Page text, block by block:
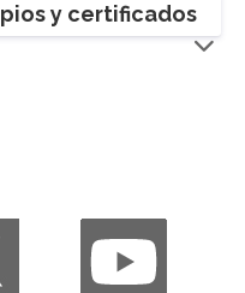
y certificados